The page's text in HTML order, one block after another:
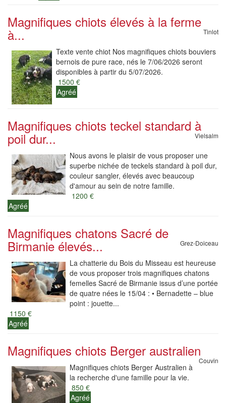
Magnifiques chiots élevés à la ferme
à... Tinlot
Texte vente chiot Nos magnifiques chiots bouviers
bernois de pure race, nés le 7/06/2026 seront
disponibles à partir du 5/07/2026.
1500 €
Agréé
Magnifiques chiots teckel standard à
poil dur... Vielsalm
Nous avons le plaisir de vous proposer une
superbe nichée de teckels standard à poil dur,
couleur sangler, élevés avec beaucoup
d'amour au sein de notre famille.
1200 €
Agréé
Magnifiques chatons Sacré de
Birmanie élevés... Grez-Doiceau
La chatterie du Bois du Misseau est heureuse
de vous proposer trois magnifiques chatons
femelles Sacré de Birmanie issus d’une portée
de quatre nées le 15/04 : • Bernadette – blue
point : jouette...
1150 €
Agréé
Magnifiques chiots Berger australien
Couvin
Magnifiques chiots Berger Australien à
la recherche d'une famille pour la vie.
850 €
Agréé